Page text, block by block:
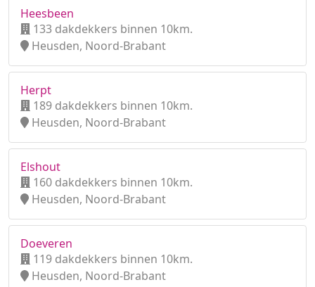
Heesbeen
133 dakdekkers binnen 10km.
Heusden, Noord-Brabant
Herpt
189 dakdekkers binnen 10km.
Heusden, Noord-Brabant
Elshout
160 dakdekkers binnen 10km.
Heusden, Noord-Brabant
Doeveren
119 dakdekkers binnen 10km.
Heusden, Noord-Brabant